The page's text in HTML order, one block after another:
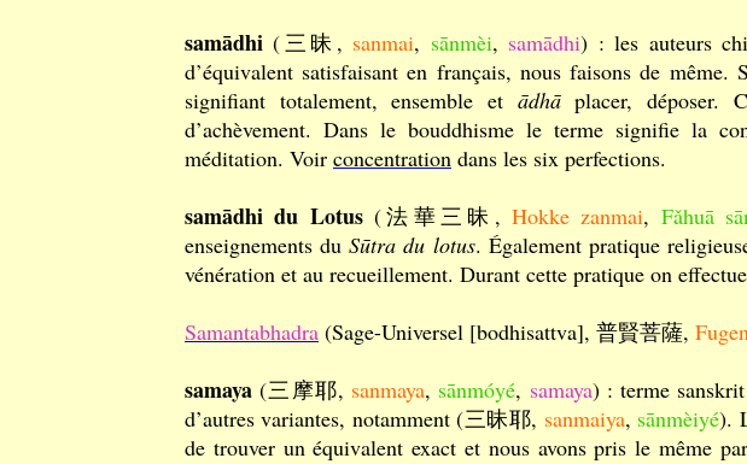
samādhi (三昧, sanmai, sānmèi, samādhi) : les auteurs
d’équivalent satisfaisant en français, nous faisons de
signifiant totalement, ensemble et ādhāplacer, déposer.
d’achèvement. Dans le bouddhisme le terme signifie la
méditation. Voir concentration dans les six perfections.
samādhi du Lotus(法華三昧, Hokke zanmai, Fǎhuā
enseignements duSūtra du lotus. Également pratique
vénération et au recueillement. Durant cette pratique on
Samantabhadra (Sage-Universel [bodhisattva], 普賢菩薩,
samaya (三摩耶, sanmaya, sānmóyé, samaya) : terme
d’autres variantes, notamment (三昧耶, sanmaiya, sānmèiyé).
de trouver un équivalent exact et nous avons pris le même